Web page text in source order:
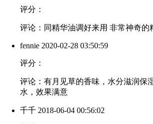
评分：
评论：同精华油调好来用 非常神奇的
fennie 2020-02-28 03:50:59
评分：
评论：有月见草的香味，水分滋润保
水，效果满意
千千 2018-06-04 00:56:02